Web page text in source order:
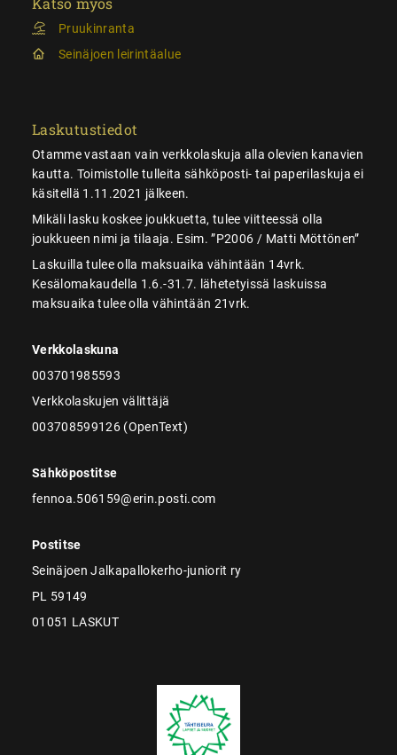
Pruukinranta
Seinäjoen leirintäalue
Laskutustiedot
Otamme vastaan vain verkkolaskuja alla olevien kanavien
kautta. Toimistolle tulleita sähköposti- tai paperilaskuja ei
käsitellä 1.11.2021 jälkeen.
Mikäli lasku koskee joukkuetta, tulee viitteessä olla
joukkueen nimi ja tilaaja. Esim. ”P2006 / Matti Möttönen”
Laskuilla tulee olla maksuaika vähintään 14vrk.
Kesälomakaudella 1.6.-31.7. lähetetyissä laskuissa
maksuaika tulee olla vähintään 21vrk.
Verkkolaskuna
003701985593
Verkkolaskujen välittäjä
003708599126 (OpenText)
Sähköpostitse
fennoa.506159@erin.posti.com
Postitse
Seinäjoen Jalkapallokerho-juniorit ry
PL 59149
01051 LASKUT